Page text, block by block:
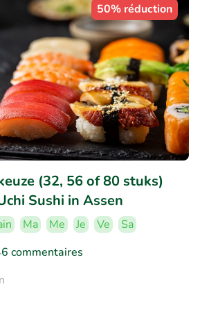
50% réduction
(32, 56 of 80 stuks)
Sushi in Assen
Ma Me Je Ve
Sa
commentaires